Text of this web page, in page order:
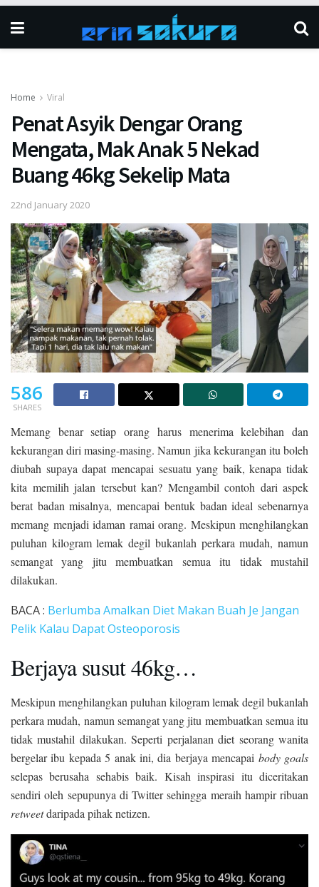
Home Viral
Penat Asyik Dengar Orang
Mengata, Mak Anak 5 Nekad
Buang 46kg Sekelip Mata
22nd January 2020
586
SHARES
Memang benar setiap orang harus menerima kelebihan dan
kekurangan diri masing-masing. Namun jika kekurangan itu boleh
diubah supaya dapat mencapai sesuatu yang baik, kenapa tidak
kita memilih jalan tersebut kan? Mengambil contoh dari aspek
berat badan misalnya, mencapai bentuk badan ideal sebenarnya
memang menjadi idaman ramai orang. Meskipun menghilangkan
puluhan kilogram lemak degil bukanlah perkara mudah, namun
semangat yang jitu membuatkan semua itu tidak mustahil
dilakukan.
BACA : Berlumba Amalkan Diet Makan Buah Je Jangan
Pelik Kalau Dapat Osteoporosis
Berjaya susut 46kg…
Meskipun menghilangkan puluhan kilogram lemak degil bukanlah
perkara mudah, namun semangat yang jitu membuatkan semua itu
tidak mustahil dilakukan. Seperti perjalanan diet seorang wanita
bergelar ibu kepada 5 anak ini, dia berjaya mencapai body goals
selepas berusaha sehabis baik. Kisah inspirasi itu diceritakan
sendiri oleh sepupunya di Twitter sehingga meraih hampir ribuan
retweetdaripada pihak netizen.